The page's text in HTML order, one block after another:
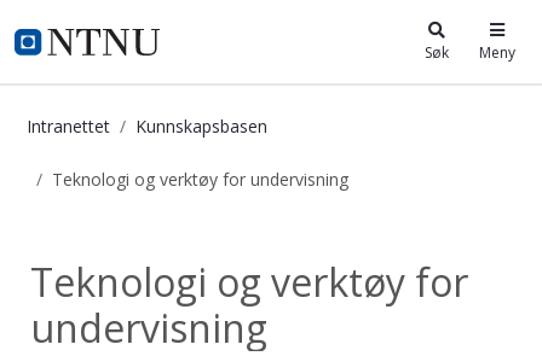
i.ntnu.no Søk Meny
Intranettet Kunnskapsbasen
Teknologi og verktøy for undervisning
Teknologi og verktøy for
undervisning